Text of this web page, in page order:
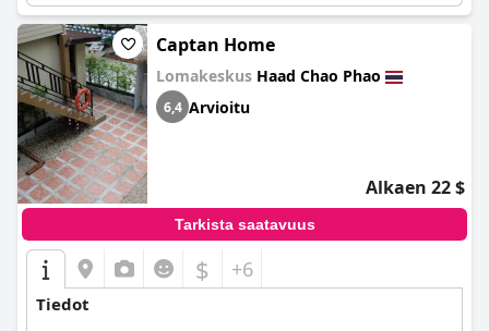
Captan Home
Lomakeskus Haad Chao Phao
6,4 Arvioitu
Alkaen 22 $
Tarkista saatavuus
$ +6
Tiedot